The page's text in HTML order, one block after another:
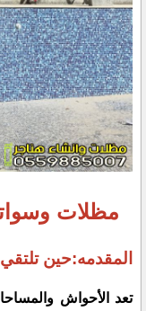
مظلات
المقدمه:حين
​تعد الأحواش